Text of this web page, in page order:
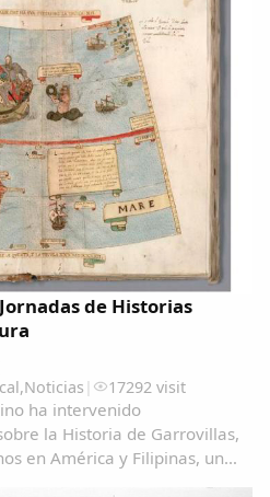
de Historias
,Noticias | 17292 visit
ha intervenido
la Historia de Garrovillas,
en América y Filipinas, una